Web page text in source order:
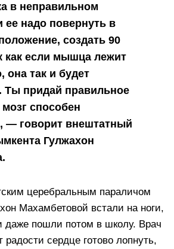
в неправильном
ее надо повернуть в
создать 90
как если мышца лежит
она так и будет
Ты придай правильное
способен
— говорит внештатный
Гулжахон
церебральным параличом
Махамбетовой встали на ноги,
даже пошли потом в школу. Врач
радости сердце готово лопнуть,